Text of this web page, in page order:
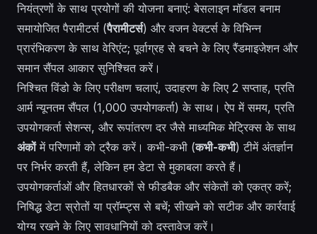
नियंत्रणों के साथ प्रयोगों की योजना बनाएं: बेसलाइन मॉडल बनाम
समायोजित पैरामीटर्स (पैरामीटर्स) और वजन वेक्टर्स के विभिन्न
प्रारंभिकरण के साथ वेरिएंट; पूर्वाग्रह से बचने के लिए रैंडमाइजेशन और
समान सैंपल आकार सुनिश्चित करें।
निश्चित विंडो के लिए परीक्षण चलाएं, उदाहरण के लिए 2 सप्ताह, प्रति
आर्म न्यूनतम सैंपल (1,000 उपयोगकर्ता) के साथ। ऐप में समय, प्रति
उपयोगकर्ता सेशन्स, और रूपांतरण दर जैसे माध्यमिक मेट्रिक्स के साथ
अंकोंमें परिणामों को ट्रैक करें। कभी-कभी (कभी-कभी) टीमें अंतर्ज्ञान
पर निर्भर करती हैं, लेकिन हम डेटा से मुकाबला करते हैं।
उपयोगकर्ताओं और हितधारकों से फीडबैक और संकेतों को एकत्र करें;
निषिद्ध डेटा स्रोतों या प्रॉम्प्ट्स से बचें; सीखने को सटीक और कार्रवाई
योग्य रखने के लिए सावधानियों को दस्तावेज करें।